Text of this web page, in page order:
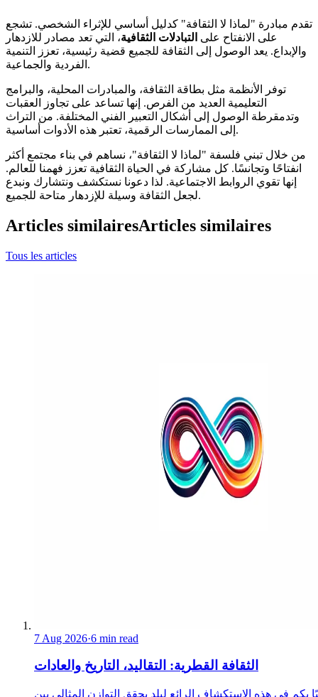
تقدم مبادرة "لماذا لا الثقافة" كدليل أساسي للإثراء الشخصي. تشجع
على الانفتاح على التبادلات الثقافية، التي تعد مصادر للازدهار
والإبداع. يعد الوصول إلى الثقافة للجميع قضية رئيسية، تعزز التنمية
الفردية والجماعية.
توفر الأنظمة مثل بطاقة الثقافة، والمبادرات المحلية، والبرامج
التعليمية العديد من الفرص. إنها تساعد على تجاوز العقبات
وتدمقرطة الوصول إلى أشكال التعبير الفني المختلفة. من التراث
إلى الممارسات الرقمية، تعتبر هذه الأدوات أساسية.
من خلال تبني فلسفة "لماذا لا الثقافة"، نساهم في بناء مجتمع أكثر
انفتاحًا وتجانسًا. كل مشاركة في الحياة الثقافية تعزز فهمنا للعالم.
إنها تقوي الروابط الاجتماعية. لذا دعونا نستكشف ونتشارك ونبدع
لجعل الثقافة وسيلة للإزدهار متاحة للجميع.
Articles similairesArticles similaires
Tous les articles
7 Aug 2026·6 min read
الثقافة القطرية: التقاليد، التاريخ والعادات
بكم في هذه الاستكشاف الرائع لبلد يحقق التوازن المثالي بين